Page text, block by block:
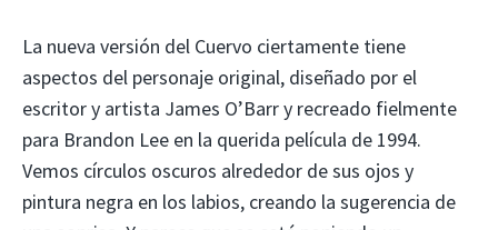
La nueva versión del Cuervo ciertamente tiene
aspectos del personaje original, diseñado por el
escritor y artista James O’Barr y recreado fielmente
para Brandon Lee en la querida película de 1994.
Vemos círculos oscuros alrededor de sus ojos y
pintura negra en los labios, creando la sugerencia de